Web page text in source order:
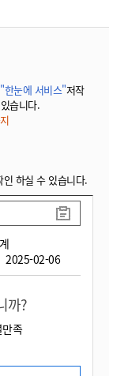
"한눈에 서비스"저작
습니다.
하실 수 있습니다.
2025-02-06
까?
만족